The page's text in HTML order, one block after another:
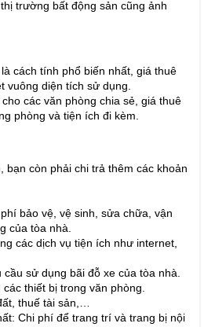
trường bất động sản cũng ảnh
cách tính phổ biến nhất, giá thuê
vuông diện tích sử dụng.
các văn phòng chia sẻ, giá thuê
phòng và tiện ích đi kèm.
bạn còn phải chi trả thêm các khoản
bảo vệ, vệ sinh, sửa chữa, vận
của tòa nhà.
các dịch vụ tiện ích như internet,
cầu sử dụng bãi đỗ xe của tòa nhà.
thiết bị trong văn phòng.
thuế tài sản,…
Chi phí để trang trí và trang bị nội